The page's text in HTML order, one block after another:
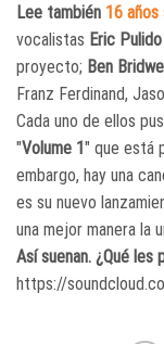
Lee también 16 años
vocalistas Eric Pulido
proyecto; Ben
Franz Ferdinand,
Cada uno de ellos
"Volume 1" que está
embargo, hay una
es su nuevo
una mejor manera la
Así suenan. ¿Qué les
https://